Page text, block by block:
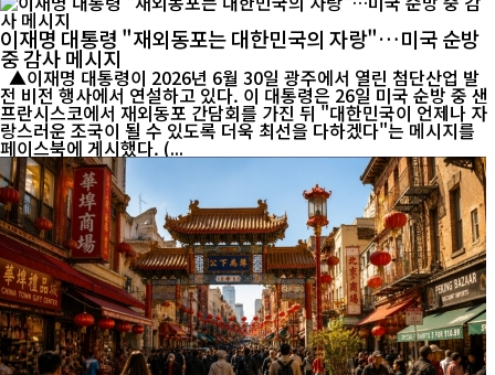
이재명 대통령 "재외동포는 대한민국의 자랑"…미국 순방
중 감사 메시지
▲이재명 대통령이 2026년 6월 30일 광주에서 열린 첨단산업 발
전 비전 행사에서 연설하고 있다. 이 대통령은 26일 미국 순방 중 샌
프란시스코에서 재외동포 간담회를 가진 뒤 "대한민국이 언제나 자
랑스러운 조국이 될 수 있도록 더욱 최선을 다하겠다"는 메시지를
페이스북에 게시했다. (...